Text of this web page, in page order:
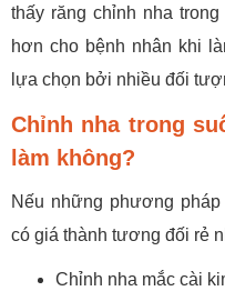
thấy răng chỉnh nha
hơn cho bệnh nhân khi
lựa chọn bởi nhiều đối
Chỉnh nha trong
làm không?
Nếu những phương
có giá thành tương đối rẻ
Chỉnh nha mắc cài